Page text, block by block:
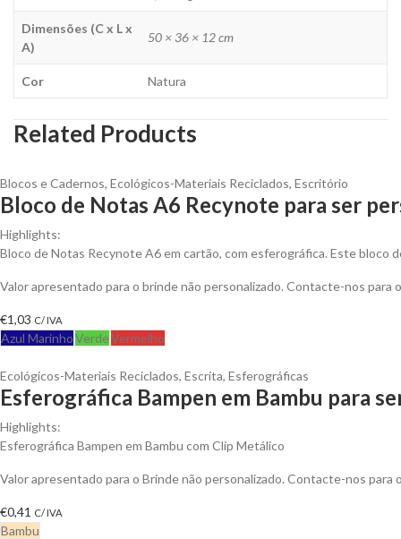
Dimensões (C x L x
A)
50 × 36 × 12 cm
Cor Natura
Related Products
Blocos e Cadernos, Ecológicos-Materiais Reciclados, Escritório
Bloco de Notas A6 Recynote para ser
Highlights:
Bloco de Notas Recynote A6 em cartão, com esferográfica. Este bloco
Valor apresentado para o brinde não personalizado. Contacte-nos
€1,03 C/ IVA
Azul MarinhoVerdeVermelho
Ecológicos-Materiais Reciclados, Escrita, Esferográficas
Esferográfica Bampen em Bambu para
Highlights:
Esferográfica Bampen em Bambu com Clip Metálico
Valor apresentado para o Brinde não personalizado. Contacte-nos
€0,41 C/ IVA
Bambu